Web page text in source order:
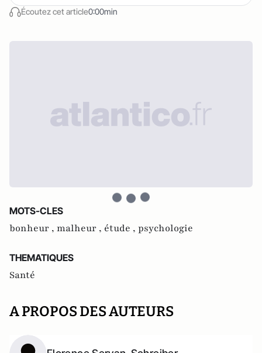
Écoutez cet article0:00min
MOTS-CLES
bonheur , malheur , étude , psychologie
THEMATIQUES
Santé
A PROPOS DES AUTEURS